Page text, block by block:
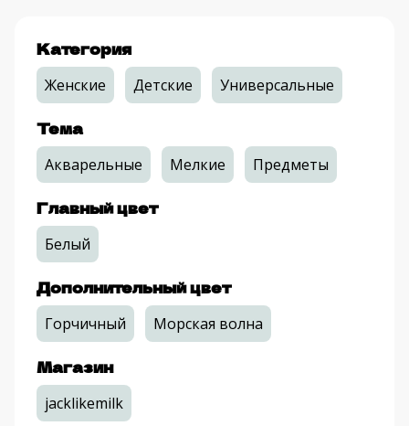
Категория
Женские Детские Универсальные
Тема
Акварельные Мелкие Предметы
Главный цвет
Белый
Дополнительный цвет
Горчичный Морская волна
Магазин
jacklikemilk